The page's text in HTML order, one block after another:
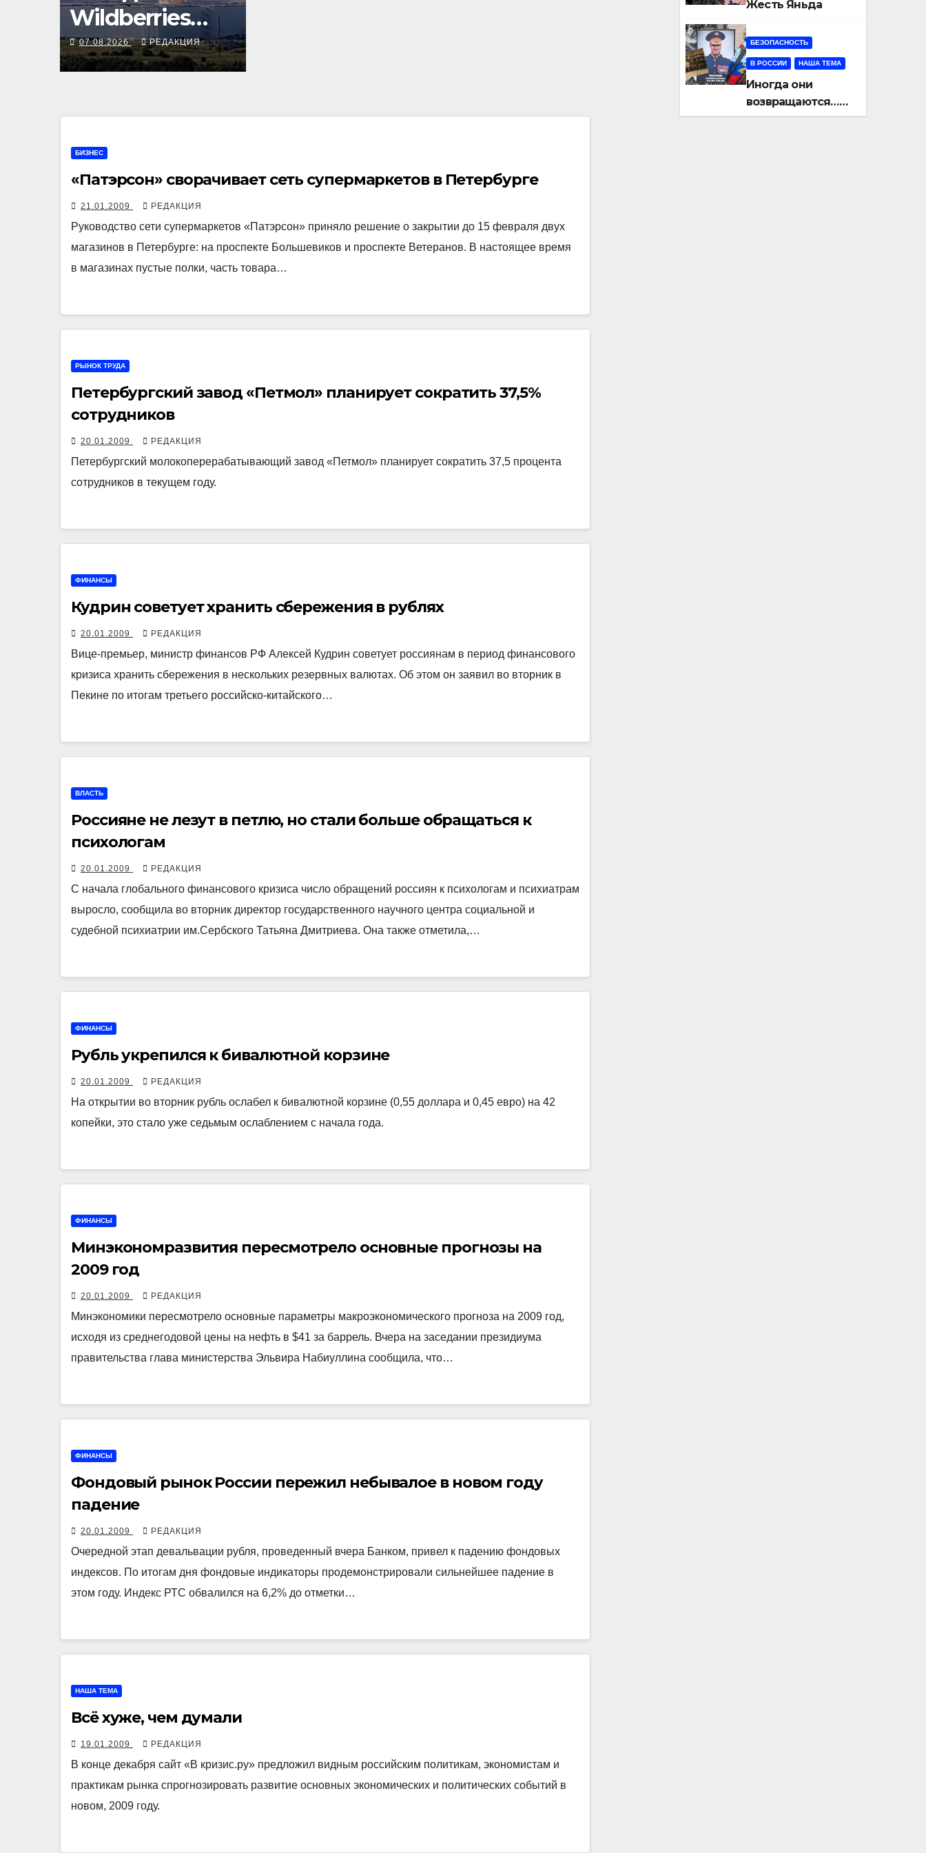
Wildberries
горят на
Урале, сенат
Грэму закон
07.08.2026 РЕДАКЦИЯ
Жесть Яньда
БЕЗОПАСНОСТЬ
В РОССИИ НАША ТЕМА
Иногда они
возвращаются…
Или не
БИЗНЕС
«Патэрсон» сворачивает сеть супермаркетов в Петербурге
21.01.2009 РЕДАКЦИЯ
Руководство сети супермаркетов «Патэрсон» приняло решение о закрытии до 15 февраля двух
магазинов в Петербурге: на проспекте Большевиков и проспекте Ветеранов. В настоящее время
в магазинах пустые полки, часть товара…
РЫНОК ТРУДА
Петербургский завод «Петмол» планирует сократить 37,5%
сотрудников
20.01.2009 РЕДАКЦИЯ
Петербургский молокоперерабатывающий завод «Петмол» планирует сократить 37,5 процента
сотрудников в текущем году.
ФИНАНСЫ
Кудрин советует хранить сбережения в рублях
20.01.2009 РЕДАКЦИЯ
Вице-премьер, министр финансов РФ Алексей Кудрин советует россиянам в период финансового
кризиса хранить сбережения в нескольких резервных валютах. Об этом он заявил во вторник в
Пекине по итогам третьего российско-китайского…
ВЛАСТЬ
Россияне не лезут в петлю, но стали больше обращаться к
психологам
20.01.2009 РЕДАКЦИЯ
С начала глобального финансового кризиса число обращений россиян к психологам и психиатрам
выросло, сообщила во вторник директор государственного научного центра социальной и
судебной психиатрии им.Сербского Татьяна Дмитриева. Она также отметила,…
ФИНАНСЫ
Рубль укрепился к бивалютной корзине
20.01.2009 РЕДАКЦИЯ
На открытии во вторник рубль ослабел к бивалютной корзине (0,55 доллара и 0,45 евро) на 42
копейки, это стало уже седьмым ослаблением с начала года.
ФИНАНСЫ
Минэкономразвития пересмотрело основные прогнозы на
2009 год
20.01.2009 РЕДАКЦИЯ
Минэкономики пересмотрело основные параметры макроэкономического прогноза на 2009 год,
исходя из среднегодовой цены на нефть в $41 за баррель. Вчера на заседании президиума
правительства глава министерства Эльвира Набиуллина сообщила, что…
ФИНАНСЫ
Фондовый рынок России пережил небывалое в новом году
падение
20.01.2009 РЕДАКЦИЯ
Очередной этап девальвации рубля, проведенный вчера Банком, привел к падению фондовых
индексов. По итогам дня фондовые индикаторы продемонстрировали сильнейшее падение в
этом году. Индекс РТС обвалился на 6,2% до отметки…
НАША ТЕМА
Всё хуже, чем думали
19.01.2009 РЕДАКЦИЯ
В конце декабря сайт «В кризис.ру» предложил видным российским политикам, экономистам и
практикам рынка спрогнозировать развитие основных экономических и политических событий в
новом, 2009 году.